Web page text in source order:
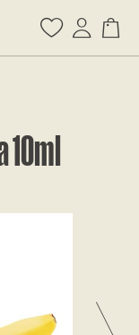
10ml